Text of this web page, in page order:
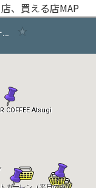
、買える店MAP